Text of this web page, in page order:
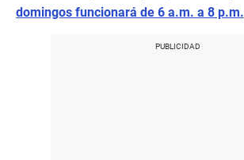
domingos funcionará de 6 a.m. a 8 p.m.